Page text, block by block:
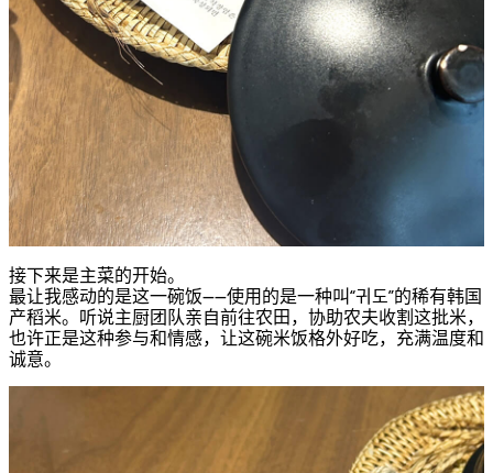
接下来是主菜的开始。
最让我感动的是这一碗饭——使用的是一种叫“귀도”的稀有韩国
产稻米。听说主厨团队亲自前往农田，协助农夫收割这批米，
也许正是这种参与和情感，让这碗米饭格外好吃，充满温度和
诚意。